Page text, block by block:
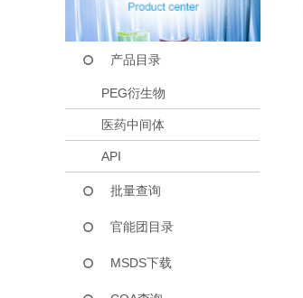
产品目录
PEG衍生物
医药中间体
API
批量查询
官能团目录
MSDS下载